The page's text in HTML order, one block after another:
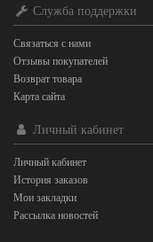
Служба поддержки
Связаться с нами
Отзывы покупателей
Возврат товара
Карта сайта
Личный кабинет
Личный кабинет
История заказов
Мои закладки
Рассылка новостей